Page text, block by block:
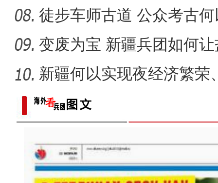
徒步车师古道 公众考古何
化遗
变废为宝 新疆兵团如何让
新疆何以实现夜经济繁荣
现场推